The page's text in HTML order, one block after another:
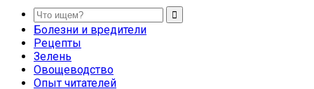
Болезни и вредители
Рецепты
Зелень
Овощеводство
Опыт читателей